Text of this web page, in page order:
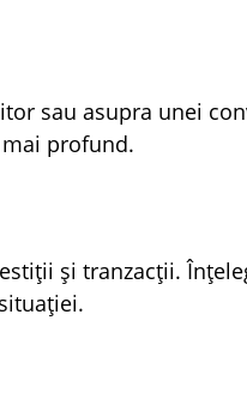
sau asupra unei
profund.
și tranzacții.